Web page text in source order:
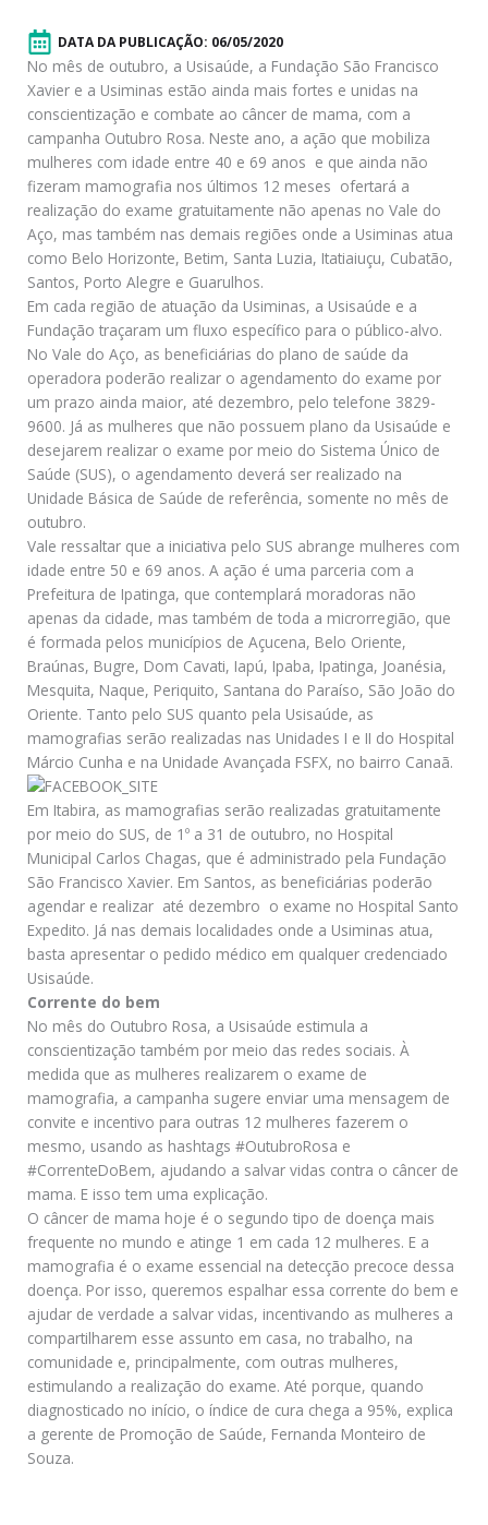
DATA DA PUBLICAÇÃO: 06/05/2020
No mês de outubro, a Usisaúde, a Fundação São Francisco
Xavier e a Usiminas estão ainda mais fortes e unidas na
conscientização e combate ao câncer de mama, com a
campanha Outubro Rosa. Neste ano, a ação que mobiliza
mulheres com idade entre 40 e 69 anos  e que ainda não
fizeram mamografia nos últimos 12 meses  ofertará a
realização do exame gratuitamente não apenas no Vale do
Aço, mas também nas demais regiões onde a Usiminas atua
como Belo Horizonte, Betim, Santa Luzia, Itatiaiuçu, Cubatão,
Santos, Porto Alegre e Guarulhos.
Em cada região de atuação da Usiminas, a Usisaúde e a
Fundação traçaram um fluxo específico para o público-alvo.
No Vale do Aço, as beneficiárias do plano de saúde da
operadora poderão realizar o agendamento do exame por
um prazo ainda maior, até dezembro, pelo telefone 3829-
9600. Já as mulheres que não possuem plano da Usisaúde e
desejarem realizar o exame por meio do Sistema Único de
Saúde (SUS), o agendamento deverá ser realizado na
Unidade Básica de Saúde de referência, somente no mês de
outubro.
Vale ressaltar que a iniciativa pelo SUS abrange mulheres com
idade entre 50 e 69 anos. A ação é uma parceria com a
Prefeitura de Ipatinga, que contemplará moradoras não
apenas da cidade, mas também de toda a microrregião, que
é formada pelos municípios de Açucena, Belo Oriente,
Braúnas, Bugre, Dom Cavati, Iapú, Ipaba, Ipatinga, Joanésia,
Mesquita, Naque, Periquito, Santana do Paraíso, São João do
Oriente. Tanto pelo SUS quanto pela Usisaúde, as
mamografias serão realizadas nas Unidades I e II do Hospital
Márcio Cunha e na Unidade Avançada FSFX, no bairro Canaã.
Em Itabira, as mamografias serão realizadas gratuitamente
por meio do SUS, de 1º a 31 de outubro, no Hospital
Municipal Carlos Chagas, que é administrado pela Fundação
São Francisco Xavier. Em Santos, as beneficiárias poderão
agendar e realizar  até dezembro  o exame no Hospital Santo
Expedito. Já nas demais localidades onde a Usiminas atua,
basta apresentar o pedido médico em qualquer credenciado
Usisaúde.
Corrente do bem
No mês do Outubro Rosa, a Usisaúde estimula a
conscientização também por meio das redes sociais. À
medida que as mulheres realizarem o exame de
mamografia, a campanha sugere enviar uma mensagem de
convite e incentivo para outras 12 mulheres fazerem o
mesmo, usando as hashtags #OutubroRosa e
#CorrenteDoBem, ajudando a salvar vidas contra o câncer de
mama. E isso tem uma explicação.
O câncer de mama hoje é o segundo tipo de doença mais
frequente no mundo e atinge 1 em cada 12 mulheres. E a
mamografia é o exame essencial na detecção precoce dessa
doença. Por isso, queremos espalhar essa corrente do bem e
ajudar de verdade a salvar vidas, incentivando as mulheres a
compartilharem esse assunto em casa, no trabalho, na
comunidade e, principalmente, com outras mulheres,
estimulando a realização do exame. Até porque, quando
diagnosticado no início, o índice de cura chega a 95%, explica
a gerente de Promoção de Saúde, Fernanda Monteiro de
Souza.